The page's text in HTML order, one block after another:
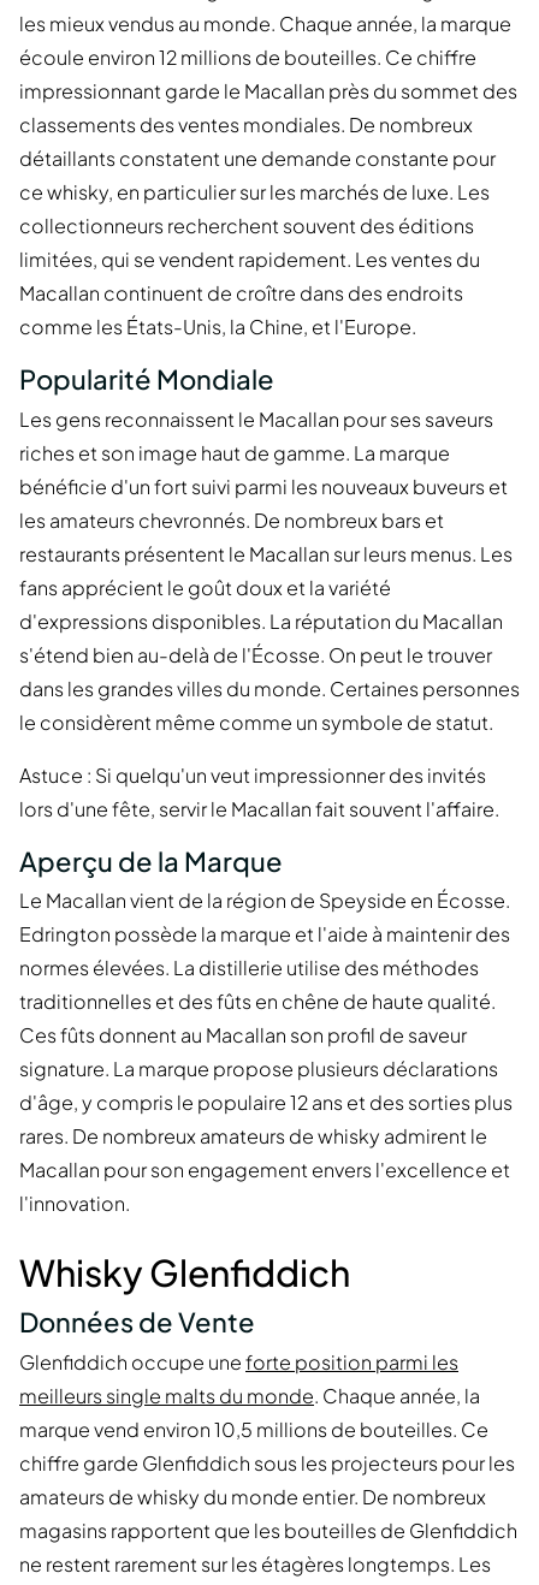
les mieux vendus au monde. Chaque année, la marque
écoule environ 12 millions de bouteilles. Ce chiffre
impressionnant garde le Macallan près du sommet des
classements des ventes mondiales. De nombreux
détaillants constatent une demande constante pour
ce whisky, en particulier sur les marchés de luxe. Les
collectionneurs recherchent souvent des éditions
limitées, qui se vendent rapidement. Les ventes du
Macallan continuent de croître dans des endroits
comme les États-Unis, la Chine, et l'Europe.
Popularité Mondiale
Les gens reconnaissent le Macallan pour ses saveurs
riches et son image haut de gamme. La marque
bénéficie d'un fort suivi parmi les nouveaux buveurs et
les amateurs chevronnés. De nombreux bars et
restaurants présentent le Macallan sur leurs menus. Les
fans apprécient le goût doux et la variété
d'expressions disponibles. La réputation du Macallan
s'étend bien au-delà de l'Écosse. On peut le trouver
dans les grandes villes du monde. Certaines personnes
le considèrent même comme un symbole de statut.
Astuce : Si quelqu'un veut impressionner des invités
lors d'une fête, servir le Macallan fait souvent l'affaire.
Aperçu de la Marque
Le Macallan vient de la région de Speyside en Écosse.
Edrington possède la marque et l'aide à maintenir des
normes élevées. La distillerie utilise des méthodes
traditionnelles et des fûts en chêne de haute qualité.
Ces fûts donnent au Macallan son profil de saveur
signature. La marque propose plusieurs déclarations
d'âge, y compris le populaire 12 ans et des sorties plus
rares. De nombreux amateurs de whisky admirent le
Macallan pour son engagement envers l'excellence et
l'innovation.
Whisky Glenfiddich
Données de Vente
Glenfiddich occupe uneforte position parmi les
meilleurs single malts du monde. Chaque année, la
marque vend environ 10,5 millions de bouteilles. Ce
chiffre garde Glenfiddich sous les projecteurs pour les
amateurs de whisky du monde entier. De nombreux
magasins rapportent que les bouteilles de Glenfiddich
ne restent rarement sur les étagères longtemps. Les